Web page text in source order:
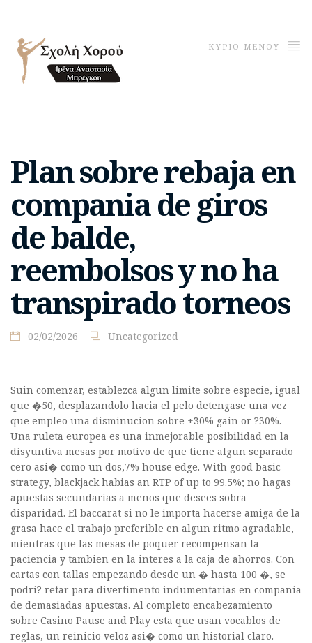
ΚΥΡΙΟ ΜΕΝΟΥ
Plan sobre rebaja en
compania de giros
de balde,
reembolsos y no ha
transpirado torneos
02/02/2026 Uncategorized
Suin comenzar, establezca algun limite sobre especie, igual
que �50, desplazandolo hacia el pelo detengase una vez
que empleo una disminucion sobre +30% gain or ?30%.
Una ruleta europea es una inmejorable posibilidad en la
disyuntiva mesas por motivo de que tiene algun separado
cero asi� como un dos,7% house edge. With good basic
strategy, blackjack habias an RTP of up to 99.5%; no hagas
apuestas secundarias a menos que desees sobra
disparidad. El baccarat si no le importa hacerse amiga de la
grasa hace el trabajo preferible en algun ritmo agradable,
mientras que las mesas de poquer recompensan la
paciencia y tambien en la interes a la caja de ahorros. Con
cartas con tallas empezando desde un � hasta 100 �, se
podri? retar para divertimento indumentarias en compania
de demasiadas apuestas. Al completo encabezamiento
sobre Casino Pause and Play esta que usan vocablos de
reglas, un reinicio veloz asi� como un historial claro.